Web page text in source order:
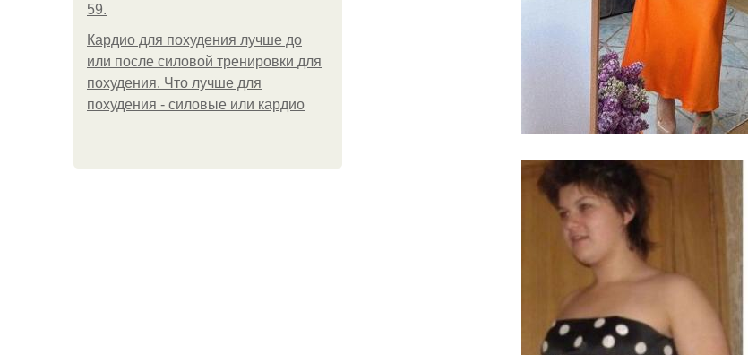
59.
Кардио для похудения лучше до
или после силовой тренировки для
похудения. Что лучше для
похудения - силовые или кардио